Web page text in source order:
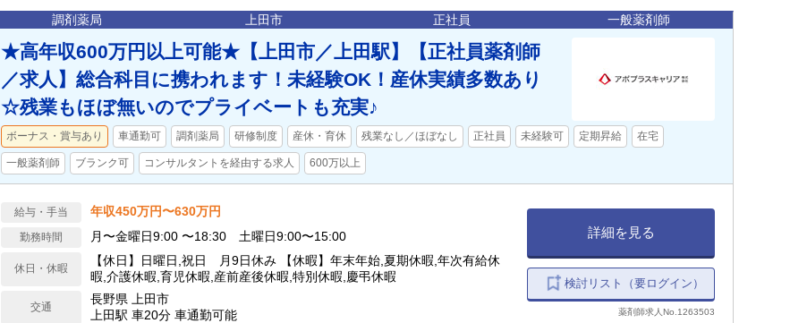
調剤薬局 上田市 正社員 一般薬剤師
★高年収600万円以上可能★【上田市／上田駅】【正社員薬剤師
／求人】総合科目に携われます！未経験OK！産休実績多数あり
☆残業もほぼ無いのでプライベートも充実♪
ボーナス・賞与あり 車通勤可 調剤薬局 研修制度 産休・育休 残業なし／ほぼなし 正社員 未経験可 定期昇給 在宅
一般薬剤師 ブランク可 コンサルタントを経由する求人 600万以上
給与・手当 年収450万円〜630万円
勤務時間 月〜金曜日9:00 〜18:30 土曜日9:00〜15:00
休日・休暇
【休日】日曜日,祝日 月9日休み 【休暇】年末年始,夏期休暇,年次有給休
暇,介護休暇,育児休暇,産前産後休暇,特別休暇,慶弔休暇
交通
長野県 上田市
上田駅 車20分 車通勤可能
詳細を見る
検討リスト（要ログイン）
薬剤師求人No.1263503